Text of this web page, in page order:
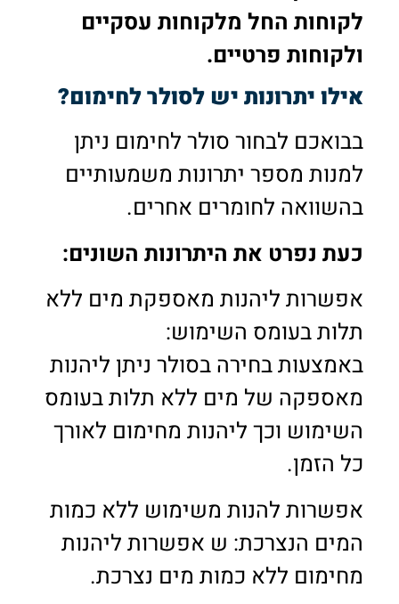
לקוחות החל מלקוחות עסקיים
ולקוחות פרטיים.
אילו יתרונות יש לסולר לחימום?
בבואכם לבחור סולר לחימום ניתן
למנות מספר יתרונות משמעותיים
בהשוואה לחומרים אחרים.
כעת נפרט את היתרונות השונים:
אפשרות ליהנות מאספקת מים ללא
תלות בעומס השימוש:
באמצעות בחירה בסולר ניתן ליהנות
מאספקה של מים ללא תלות בעומס
השימוש וכך ליהנות מחימום לאורך
כל הזמן.
אפשרות להנות משימוש ללא כמות
המים הנצרכת: ש אפשרות ליהנות
מחימום ללא כמות מים נצרכת.